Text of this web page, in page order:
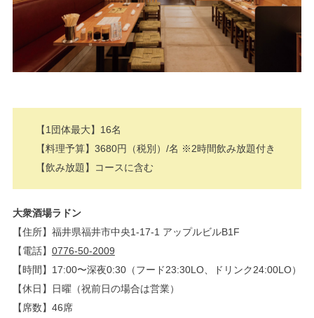
【1団体最大】16名
【料理予算】3680円（税別）/名 ※2時間飲み放題付き
【飲み放題】コースに含む
大衆酒場ラドン
【住所】福井県福井市中央1-17-1 アップルビルB1F
【電話】 0776-50-2009
【時間】17:00〜深夜0:30（フード23:30LO、ドリンク24:00LO）
【休日】日曜（祝前日の場合は営業）
【席数】46席